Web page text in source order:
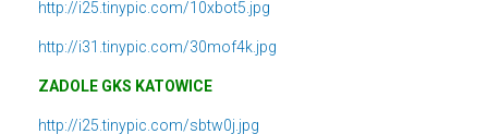
http://i25.tinypic.com/10xbot5.jpg
http://i31.tinypic.com/30mof4k.jpg
ZADOLE GKS KATOWICE
http://i25.tinypic.com/sbtw0j.jpg